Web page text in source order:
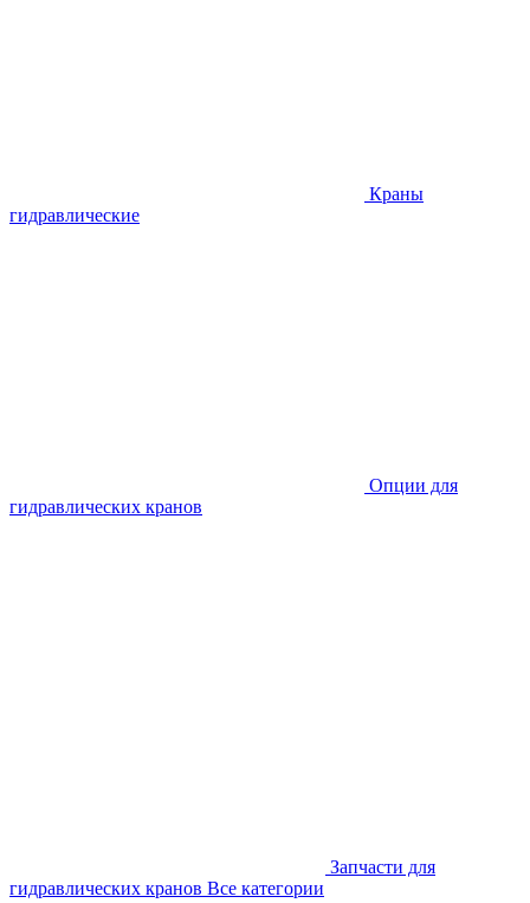
Краны
гидравлические
Опции для
гидравлических кранов
Запчасти для
гидравлических кранов Все категории